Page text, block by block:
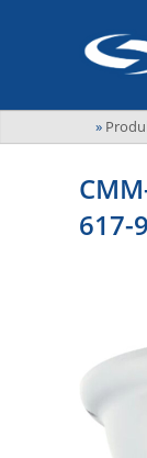
»
617-